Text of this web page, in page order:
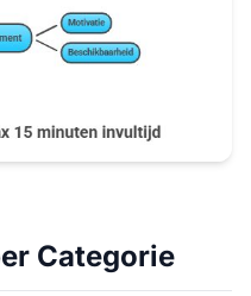
Categorie